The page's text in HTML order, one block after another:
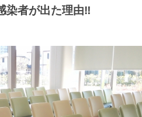
染者が出た理由‼︎